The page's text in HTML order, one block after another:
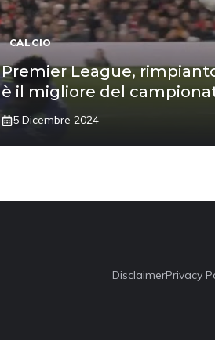
CALCIO
Premier League,
è il migliore del
5 Dicembre 2024
DisclaimerPrivacy